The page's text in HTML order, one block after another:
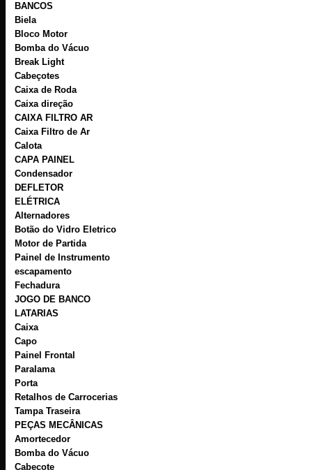
BANCOS
Biela
Bloco Motor
Bomba do Vácuo
Break Light
Cabeçotes
Caixa de Roda
Caixa direção
CAIXA FILTRO AR
Caixa Filtro de Ar
Calota
CAPA PAINEL
Condensador
DEFLETOR
ELÉTRICA
Alternadores
Botão do Vidro Eletrico
Motor de Partida
Painel de Instrumento
escapamento
Fechadura
JOGO DE BANCO
LATARIAS
Caixa
Capo
Painel Frontal
Paralama
Porta
Retalhos de Carrocerias
Tampa Traseira
PEÇAS MECÂNICAS
Amortecedor
Bomba do Vácuo
Cabeçote